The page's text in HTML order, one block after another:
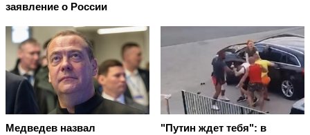
заявление о России
Медведев назвал
"Путин ждет тебя": в